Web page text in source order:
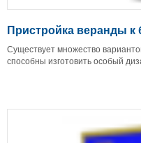
Пристройка веранды к
Существует множество
способны изготовить особый